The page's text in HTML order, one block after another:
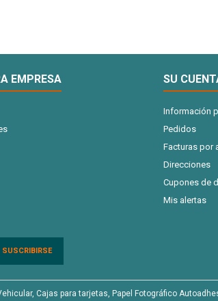
EMPRESA SU
Información
Pedidos
Facturas por
Direcciones
Cupones de
Mis alertas
Cajas para tarjetas, Papel Fotográfico